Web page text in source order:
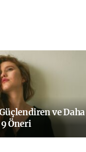
ve Daha
Öneri